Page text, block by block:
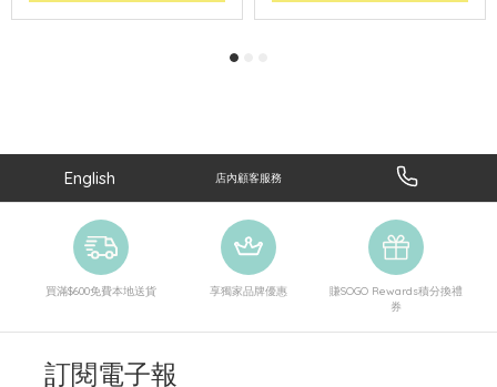
English 店內顧客服務
買滿$600免費本地送貨 享獨家品牌優惠
賺SOGO Rewards積分換禮
券
訂閱電子報